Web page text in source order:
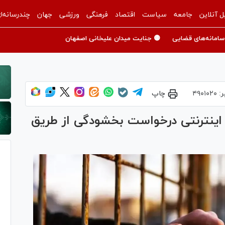
آنلاین جامعه سیاست اقتصاد فرهنگی ورزشی جهان
قضایی 🟡 جنایت میدان علیخانی اصفهان
۴۹۰۱۰۲۰ چاپ
درخواست بخشودگی از طریق